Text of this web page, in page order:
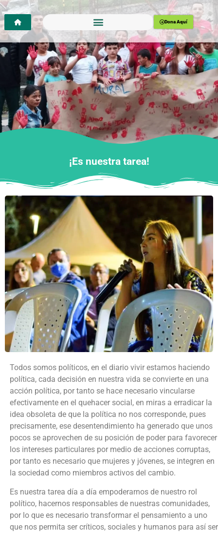
Dona Aquí
¡Es nuestra tarea!
Todos somos políticos, en el diario vivir estamos haciendo
política, cada decisión en nuestra vida se convierte en una
acción política, por tanto se hace necesario vincularse
efectivamente en el quehacer social, en miras a erradicar la
idea obsoleta de que la política no nos corresponde, pues
precisamente, ese desentendimiento ha generado que unos
pocos se aprovechen de su posición de poder para favorecer
los intereses particulares por medio de acciones corruptas,
por tanto es necesario que mujeres y jóvenes, se integren en
la sociedad como miembros activos del cambio.
Es nuestra tarea día a día empoderarnos de nuestro rol
político, hacernos responsables de nuestras comunidades,
por lo que es necesario transformar el pensamiento a uno
que nos permita ser críticos, sociales y humanos para así ser